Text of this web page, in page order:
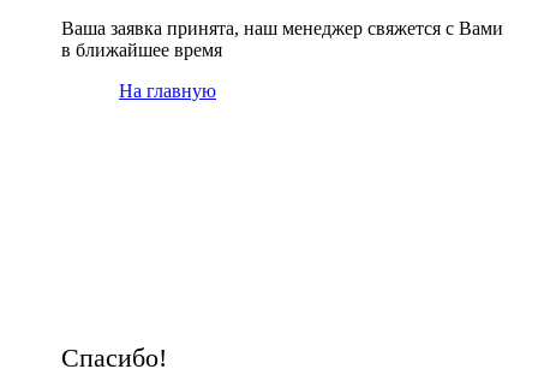
Ваша заявка принята, наш менеджер свяжется с Вами
в ближайшее время
На главную
Спасибо!